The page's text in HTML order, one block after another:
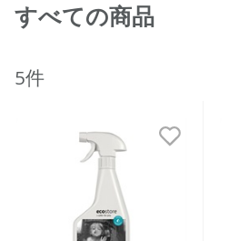
すべての商品
5件